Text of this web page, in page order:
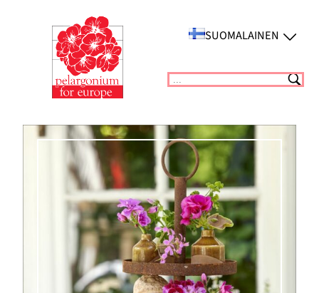
SUOMALAINEN
Suchen